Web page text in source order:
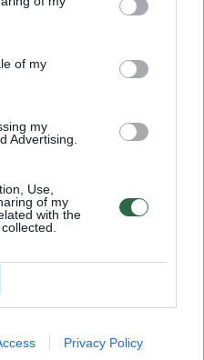
of my
my
Advertising.
Use,
of my
with the
Privacy Policy
pavojai – tiek
Tai ir bendraklasių
(Fabelmanai –
ir pašliję
išsprendžiama
kad staigus
proveržis yra tarsi
žiūrovų laukia
atskleisti jo
netaktiška.